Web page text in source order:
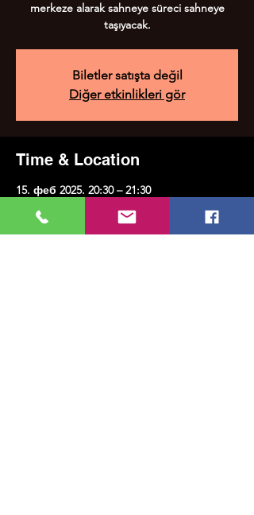
merkeze alarak sahneye süreci sahneye
taşıyacak.
Biletler satışta değil
Diğer etkinlikleri gör
Time & Location
15. феб 2025. 20:30 – 21:30
No:8, 34738 Kadıköy/İstanbul, Türkiye